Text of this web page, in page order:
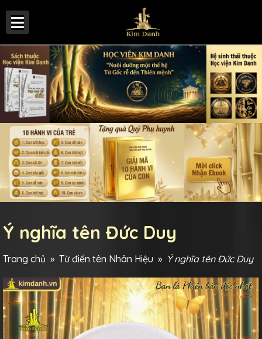
Ý nghĩa tên Đức Duy
Trang chủ » Từ điển tên Nhân Hiệu » Ý nghĩa tên Đức Duy